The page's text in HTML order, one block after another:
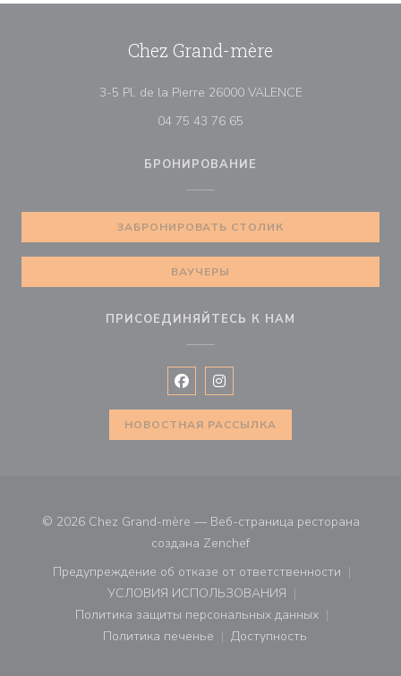
Chez Grand-mère
3-5 Pl. de la Pierre 26000 VALENCE((открывается в
04 75 43 76 65
БРОНИРОВАНИЕ
ЗАБРОНИРОВАТЬ СТОЛИК
ВАУЧЕРЫ
ПРИСОЕДИНЯЙТЕСЬ К НАМ
Facebook ((открывается в новом
Instagram ((открывается в
НОВОСТНАЯ РАССЫЛКА
© 2026 Chez Grand-mère — Веб-страница ресторана
создана Zenchef((открывается в новом
Предупреждение об отказе от ответственности
((открывается в новом окне))
УСЛОВИЯ ИСПОЛЬЗОВАНИЯ
((открывается в новом окне))
Политика защиты персональных данных
((открывается в новом окне))
Политика печенье
((открывается в новом окне))
Доступность
((открывается в